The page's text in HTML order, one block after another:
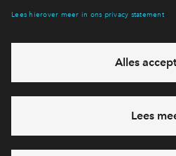
eventuele
Ja, ik wil mij
Heb je een vraag en wil je direct
712 21